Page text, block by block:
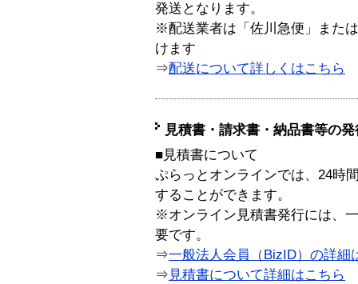
発送となります。
※配送業者は「佐川急便」また
けます
⇒配送について詳しくはこちら
見積書・請求書・納品書等の
■見積書について
ぷらっとオンラインでは、24時
することができます。
※オンライン見積書発行には、
要です。
⇒一般法人会員（BizID）の詳細
⇒ 見積書について詳細はこちら